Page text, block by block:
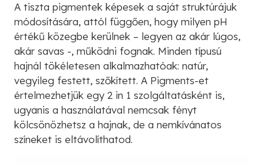
A tiszta pigmentek képesek a saját struktúrájuk
módosítására, attól függően, hogy milyen pH
értékű közegbe kerülnek – legyen az akár lúgos,
akár savas -, működni fognak. Minden típusú
hajnál tökéletesen alkalmazhatóak: natúr,
vegyileg festett, szőkített. A Pigments-et
értelmezhetjük egy 2 in 1 szolgáltatásként is,
ugyanis a használatával nemcsak fényt
kölcsönözhetsz a hajnak, de a nemkívánatos
színeket is eltávolíthatod.